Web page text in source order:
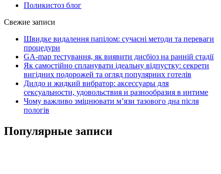
Поликистоз блог
Свежие записи
Швидке видалення папілом: сучасні методи та переваги
процедури
GA-map тестування, як виявити дисбіоз на ранній стадії
Як самостійно спланувати ідеальну відпустку: секрети
вигідних подорожей та огляд популярних готелів
Дилдо и жидкий вибратор: аксессуары для
сексуальности, удовольствия и разнообразия в интиме
Чому важливо зміцнювати м’язи тазового дна після
пологів
Популярные записи